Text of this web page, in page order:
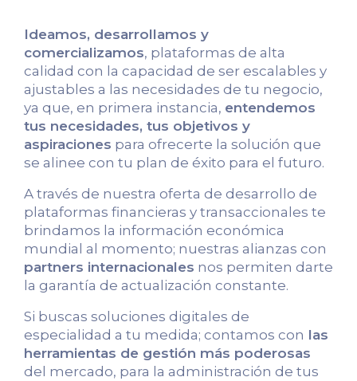
Ideamos, desarrollamos y
comercializamos, plataformas de alta
calidad con la capacidad de ser escalables y
ajustables a las necesidades de tu negocio,
ya que, en primera instancia, entendemos
tus necesidades, tus objetivos y
aspiraciones para ofrecerte la solución que
se alinee con tu plan de éxito para el futuro.
A través de nuestra oferta de desarrollo de
plataformas financieras y transaccionales te
brindamos la información económica
mundial al momento; nuestras alianzas con
partners internacionales nos permiten darte
la garantía de actualización constante.
Si buscas soluciones digitales de
especialidad a tu medida; contamos con las
herramientas de gestión más poderosas
del mercado, para la administración de tus